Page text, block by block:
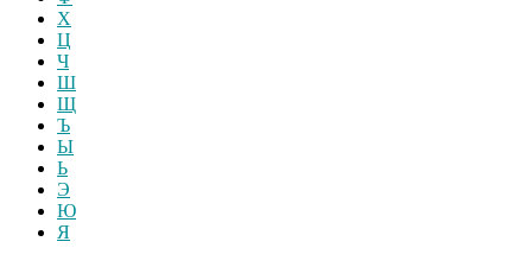
Х
Ц
Ч
Ш
Щ
Ъ
Ы
Ь
Э
Ю
Я